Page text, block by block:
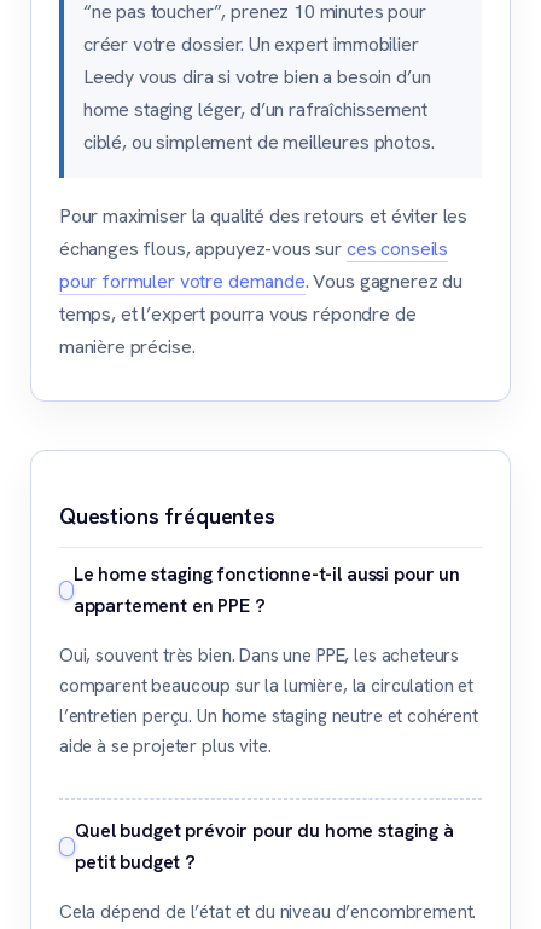
“ne pas toucher”, prenez 10 minutes pour
créer votre dossier. Un expert immobilier
Leedy vous dira si votre bien a besoin d’un
home staging léger, d’un rafraîchissement
ciblé, ou simplement de meilleures photos.
Pour maximiser la qualité des retours et éviter les
échanges flous, appuyez-vous surces conseils
pour formuler votre demande. Vous gagnerez du
temps, et l’expert pourra vous répondre de
manière précise.
Questions fréquentes
Le home staging fonctionne-t-il aussi pour un
appartement en PPE ?
Oui, souvent très bien. Dans une PPE, les acheteurs
comparent beaucoup sur la lumière, la circulation et
l’entretien perçu. Un home staging neutre et cohérent
aide à se projeter plus vite.
Quel budget prévoir pour du home staging à
petit budget ?
Cela dépend de l’état et du niveau d’encombrement.